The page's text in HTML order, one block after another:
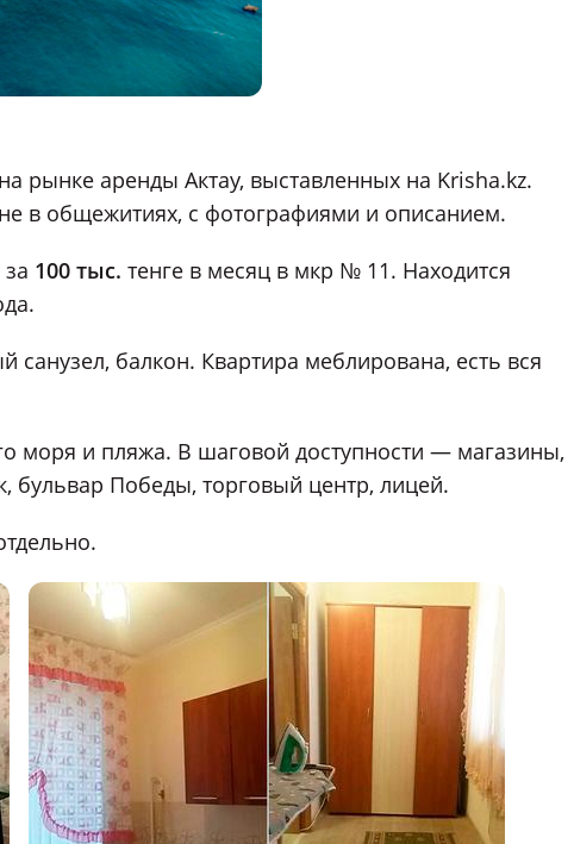
рынке аренды Актау, выставленных на Krisha.kz.
в общежитиях, с фотографиями и описанием.
100 тыс. тенге в месяц в мкр № 11. Находится
балкон. Квартира меблирована, есть вся
моря и пляжа. В шаговой доступности — магазины,
бульвар Победы, торговый центр, лицей.